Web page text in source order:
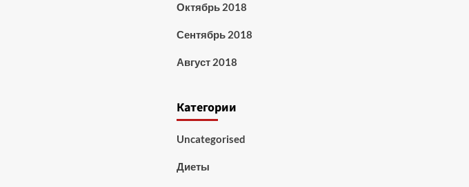
Октябрь 2018
Сентябрь 2018
Август 2018
Категории
Uncategorised
Диеты